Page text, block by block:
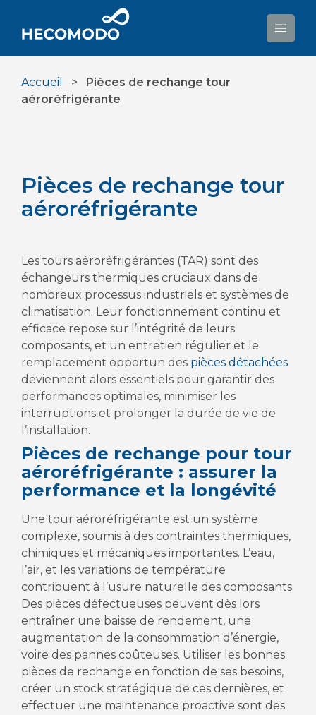
contenu
Accueil >
Pièces de rechange tour
aéroréfrigérante
Pièces de rechange tour
aéroréfrigérante
Les tours aéroréfrigérantes (TAR) sont des
échangeurs thermiques cruciaux dans de
nombreux processus industriels et systèmes de
climatisation. Leur fonctionnement continu et
efficace repose sur l’intégrité de leurs
composants, et un entretien régulier et le
remplacement opportun des pièces détachées
deviennent alors essentiels pour garantir des
performances optimales, minimiser les
interruptions et prolonger la durée de vie de
l’installation.
Pièces de rechange pour tour
aéroréfrigérante : assurer la
performance et la longévité
Une tour aéroréfrigérante est un système
complexe, soumis à des contraintes thermiques,
chimiques et mécaniques importantes. L’eau,
l’air, et les variations de température
contribuent à l’usure naturelle des composants.
Des pièces défectueuses peuvent dès lors
entraîner une baisse de rendement, une
augmentation de la consommation d’énergie,
voire des pannes coûteuses. Utiliser les bonnes
pièces de rechange en fonction de ses besoins,
créer un stock stratégique de ces dernières, et
effectuer une maintenance proactive sont des